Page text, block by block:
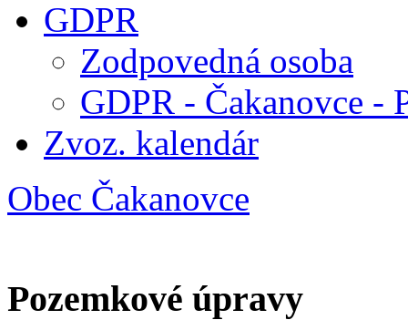
GDPR
Zodpovedná osoba
GDPR - Čakanovce -
Zvoz. kalendár
Obec Čakanovce
Pozemkové úpravy